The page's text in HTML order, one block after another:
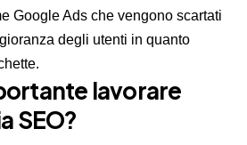
Google Ads che vengono scartati
degli utenti in quanto
lavorare
SEO?